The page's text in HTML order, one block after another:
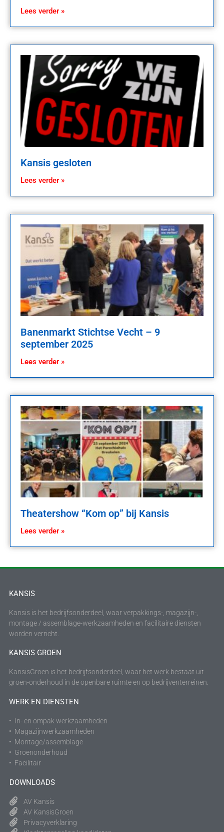
Lees verder »
Kansis gesloten
Lees verder »
Banenmarkt Stichtse Vecht – 9
september 2025
Lees verder »
Theatershow “Kom op” bij Kansis
Lees verder »
KANSIS
Kansis is het bedrijfsonderdeel, waar verpakkings-, magazijn-,
montage / assemblage-werkzaamheden en facilitaire diensten
worden verricht.
KANSIS GROEN
KansisGroen is het bedrijfsonderdeel, waar het werk bestaat uit
groen-onderhoud in de openbare ruimte en op bedrijventerreinen.
WERK EN DIENSTEN
• In- en ompak werkzaamheden
• Magazijnwerkzaamheden
• Montage/assemblage
• Groenonderhoud
• Facilitair
DOWNLOADS
AV Kansis
AV KansisGroen
Privacyverklaring